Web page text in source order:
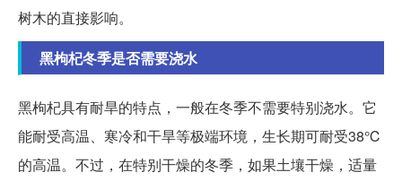
树木的直接影响。
黑枸杞冬季是否需要浇水
黑枸杞具有耐旱的特点，一般在冬季不需要特别浇水。它
能耐受高温、寒冷和干旱等极端环境，生长期可耐受38℃
的高温。不过，在特别干燥的冬季，如果土壤干燥，适量